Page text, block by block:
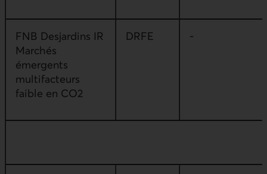
FNB Desjardins IR
Marchés
émergents
multifacteurs
faible en CO2
DRFE -